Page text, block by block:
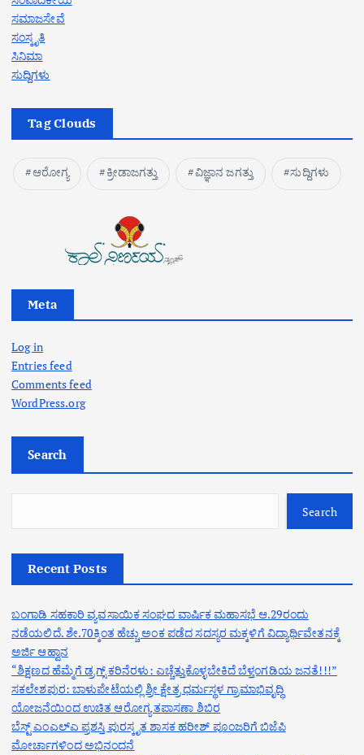
ಸಮಾಜಸೇವೆ
ಸಂಸ್ಕೃತಿ
ಸಿನಿಮಾ
ಸುದ್ದಿಗಳು
Tag Clouds
ಆರೋಗ್ಯ ಕ್ರೀಡಾಜಗತ್ತು ವಿಜ್ಞಾನ ಜಗತ್ತು ಸುದ್ದಿಗಳು
Meta
Log in
Entries feed
Comments feed
WordPress.org
Search
Search
Recent Posts
ಬಂಗಾಡಿ ಸಹಕಾರಿ ವ್ಯವಸಾಯಿಕ ಸಂಘದ ವಾರ್ಷಿಕ ಮಹಾಸಭೆ ಆ.29ರಂದು
ನಡೆಯಲಿದೆ. ಶೇ.70ಕ್ಕಿಂತ ಹೆಚ್ಚು ಅಂಕ ಪಡೆದ ಸದಸ್ಯರ ಮಕ್ಕಳಿಗೆ ವಿದ್ಯಾರ್ಥಿವೇತನಕ್ಕೆ
ಅರ್ಜಿ ಆಹ್ವಾನ
“ಶಿಕ್ಷಣದ ಹೆಮ್ಮೆಗೆ ಡ್ರಗ್ಸ್ ಕರಿನೆರಳು: ಎಚ್ಚೆತ್ತುಕೊಳ್ಳಬೇಕಿದೆ ಬೆಳ್ತಂಗಡಿಯ ಜನತೆ!!!”
ಸಕಲೇಶಪುರ: ಬಾಳುಪೇಟೆಯಲ್ಲಿ ಶ್ರೀ ಕ್ಷೇತ್ರ ಧರ್ಮಸ್ಥಳ ಗ್ರಾಮಾಭಿವೃದ್ಧಿ
ಯೋಜನೆಯಿಂದ ಉಚಿತ ಆರೋಗ್ಯ ತಪಾಸಣಾ ಶಿಬಿರ
ಬೆಸ್ಟ್ ಎಂಎಲ್ಎ ಪ್ರಶಸ್ತಿ ಪುರಸ್ಕೃತ ಶಾಸಕ ಹರೀಶ್ ಪೂಂಜರಿಗೆ ಬಿಜೆಪಿ
ಮೋರ್ಚಾಗಳಿಂದ ಅಭಿನಂದನೆ